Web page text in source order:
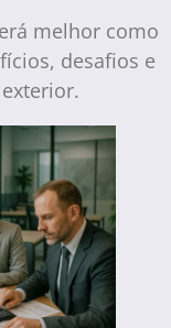
melhor como
desafios e